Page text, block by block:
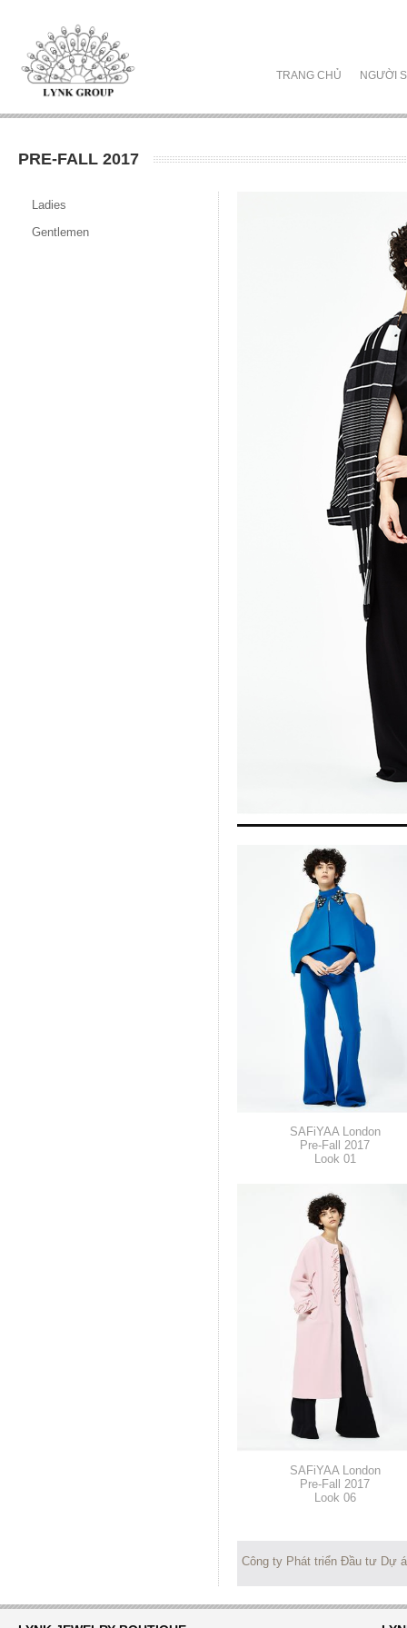
TRANG CHỦ NGƯỜI
PRE-FALL 2017
Ladies
Gentlemen
SAFiYAA London
Pre-Fall 2017
Look 01
SAFiYAA London
Pre-Fall 2017
Look 06
Công ty Phát triển Đầu tư Dự